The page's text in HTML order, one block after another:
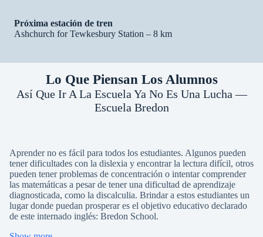
Próxima estación de tren
Ashchurch for Tewkesbury Station – 8 km
Lo Que Piensan Los Alumnos
Así Que Ir A La Escuela Ya No Es Una Lucha —
Escuela Bredon
Aprender no es fácil para todos los estudiantes. Algunos pueden
tener dificultades con la dislexia y encontrar la lectura difícil, otros
pueden tener problemas de concentración o intentar comprender
las matemáticas a pesar de tener una dificultad de aprendizaje
diagnosticada, como la discalculia. Brindar a estos estudiantes un
lugar donde puedan prosperar es el objetivo educativo declarado
de este internado inglés: Bredon School.